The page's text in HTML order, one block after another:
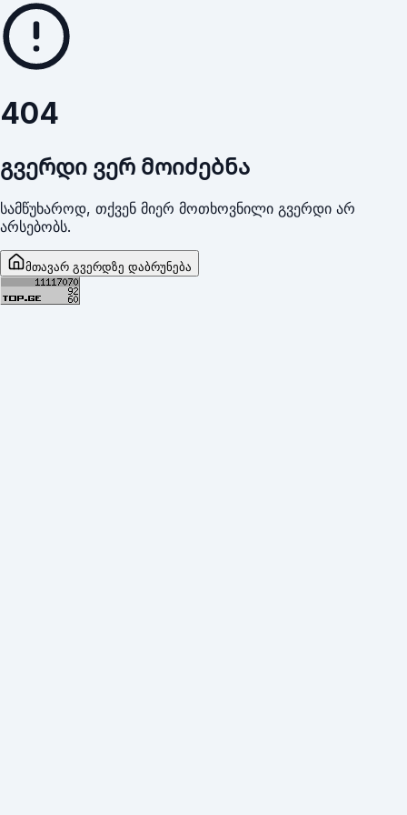
404
გვერდი ვერ მოიძებნა
სამწუხაროდ, თქვენ მიერ მოთხოვნილი გვერდი არ
არსებობს.
მთავარ გვერდზე დაბრუნება